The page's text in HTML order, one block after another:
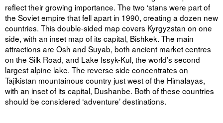
reflect their growing importance. The two ‘stans were part of
the Soviet empire that fell apart in 1990, creating a dozen new
countries. This double-sided map covers Kyrgyzstan on one
side, with an inset map of its capital, Bishkek. The main
attractions are Osh and Suyab, both ancient market centres
on the Silk Road, and Lake Issyk-Kul, the world’s second
largest alpine lake. The reverse side concentrates on
Tajikistan mountainous country just west of the Himalayas,
with an inset of its capital, Dushanbe. Both of these countries
should be considered ‘adventure’ destinations.